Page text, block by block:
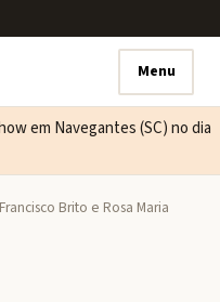
Menu
em Navegantes (SC) no dia
Brito e Rosa Maria